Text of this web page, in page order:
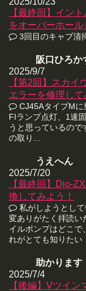
【最終回】イン
をオーバーホール
3回目のキャブ清
阪口ひろか
2025/9/7
【第2回】スカ
エラーを修理して
CJ45AタイプM
FIランプ点灯、1速
うと思っているの
の取り...
うえへん
2025/7/20
【最終回】Dio-
換してみよう！
私がしようとし
変ありがたく拝読い
イルポンプはどこで
れがとても知りたい
助かります
2025/7/4
【後編】Vツイ